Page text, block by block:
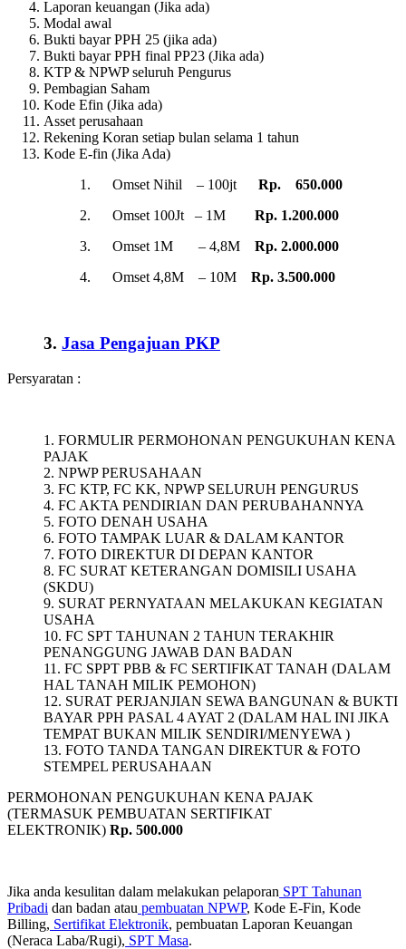
Laporan keuangan (Jika ada)
Modal awal
Bukti bayar PPH 25 (jika ada)
Bukti bayar PPH final PP23 (Jika ada)
KTP & NPWP seluruh Pengurus
Pembagian Saham
Kode Efin (Jika ada)
Asset perusahaan
Rekening Koran setiap bulan selama 1 tahun
Kode E-fin (Jika Ada)
1. Omset Nihil – 100jt Rp. 650.000
2. Omset 100Jt – 1M Rp. 1.200.000
3. Omset 1M – 4,8M Rp. 2.000.000
4. Omset 4,8M – 10M Rp. 3.500.000
3. Jasa Pengajuan PKP
Persyaratan :
1. FORMULIR PERMOHONAN PENGUKUHAN KENA
PAJAK
2. NPWP PERUSAHAAN
3. FC KTP, FC KK, NPWP SELURUH PENGURUS
4. FC AKTA PENDIRIAN DAN PERUBAHANNYA
5. FOTO DENAH USAHA
6. FOTO TAMPAK LUAR & DALAM KANTOR
7. FOTO DIREKTUR DI DEPAN KANTOR
8. FC SURAT KETERANGAN DOMISILI USAHA
(SKDU)
9. SURAT PERNYATAAN MELAKUKAN KEGIATAN
USAHA
10. FC SPT TAHUNAN 2 TAHUN TERAKHIR
PENANGGUNG JAWAB DAN BADAN
11. FC SPPT PBB & FC SERTIFIKAT TANAH (DALAM
HAL TANAH MILIK PEMOHON)
12. SURAT PERJANJIAN SEWA BANGUNAN & BUKTI
BAYAR PPH PASAL 4 AYAT 2 (DALAM HAL INI JIKA
TEMPAT BUKAN MILIK SENDIRI/MENYEWA )
13. FOTO TANDA TANGAN DIREKTUR & FOTO
STEMPEL PERUSAHAAN
PERMOHONAN PENGUKUHAN KENA PAJAK
(TERMASUK PEMBUATAN SERTIFIKAT
ELEKTRONIK) Rp. 500.000
Jika anda kesulitan dalam melakukan pelaporan SPT Tahunan
Pribadi dan badan atau pembuatan NPWP, Kode E-Fin, Kode
Billing, Sertifikat Elektronik, pembuatan Laporan Keuangan
(Neraca Laba/Rugi), SPT Masa.